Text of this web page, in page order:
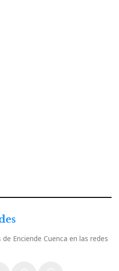
Enciende Cuenca en las redes